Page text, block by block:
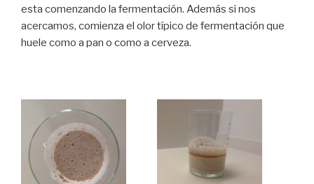
esta comenzando la fermentación. Además si nos
acercamos, comienza el olor típico de fermentación que
huele como a pan o como a cerveza.